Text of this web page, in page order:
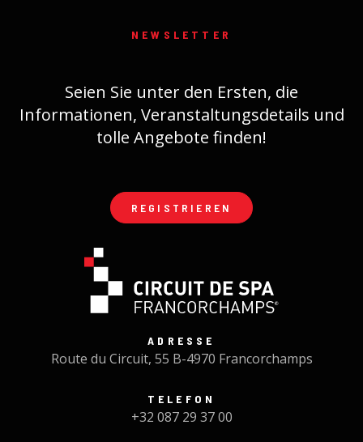
NEWSLETTER
Seien Sie unter den Ersten, die
Informationen, Veranstaltungsdetails und
tolle Angebote finden!
REGISTRIEREN
ADRESSE
Route du Circuit, 55 B-4970 Francorchamps
TELEFON
+32 087 29 37 00